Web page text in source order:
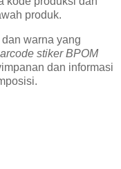
produk.
warna yang
stiker BPOM
dan informasi